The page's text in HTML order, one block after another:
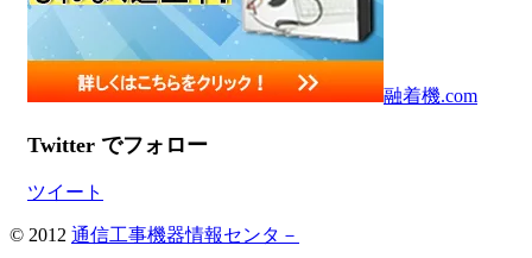
融着機.com
Twitter でフォロー
ツイート
© 2012 通信工事機器情報センタ－